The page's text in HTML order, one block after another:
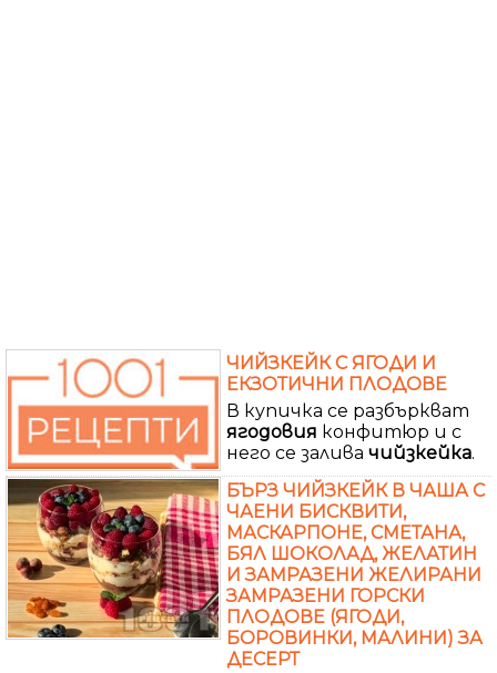
ЧИЙЗКЕЙК С ЯГОДИ И
ЕКЗОТИЧНИ ПЛОДОВЕ
В купичка се разбъркват
ягодовия конфитюр и с
него се залива чийзкейка.
БЪРЗ ЧИЙЗКЕЙК В ЧАША С
ЧАЕНИ БИСКВИТИ,
МАСКАРПОНЕ, СМЕТАНА,
БЯЛ ШОКОЛАД, ЖЕЛАТИН
И ЗАМРАЗЕНИ ЖЕЛИРАНИ
ЗАМРАЗЕНИ ГОРСКИ
ПЛОДОВЕ (ЯГОДИ,
БОРОВИНКИ, МАЛИНИ) ЗА
ДЕСЕРТ